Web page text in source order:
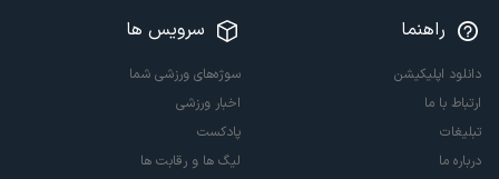
راهنما
دانلود اپلیکیشن
ارتباط با ما
تبلیغات
درباره ما
سرویس ها
سوژه‌های ورزشی شما
اخبار ورزشی
پادکست
لیگ ها و رقابت ها